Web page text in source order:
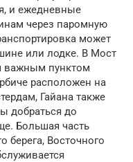
и ежедневные
через паромную
может
или лодке. В Мост
важным пунктом
расположен на
Гайана также
добраться до
Большая часть
берега, Восточного